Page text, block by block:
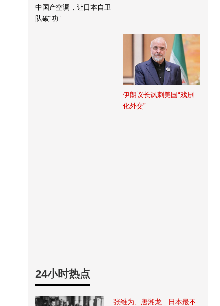
中国产空调，让日本自卫
队破“功”
伊朗议长讽刺美国“戏剧
化外交”
24小时热点
张维为、唐湘龙：日本最不